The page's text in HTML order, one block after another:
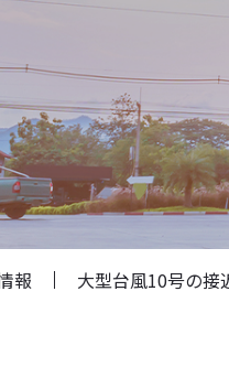
報 大型台風10号の接